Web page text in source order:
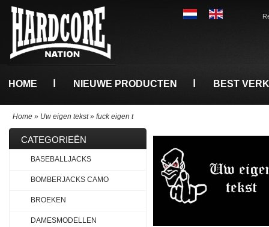
HOME NIEUWE PRODUCTEN BEST
Home » Uw eigen tekst» fuck eigen t
CATEGORIEËN
BASEBALLJACKS
BOMBERJACKS CAMO
BROEKEN
DAMESMODELLEN